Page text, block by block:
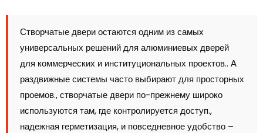
Створчатые двери остаются одним из самых
универсальных решений для алюминиевых дверей
для коммерческих и институциональных проектов.. А
раздвижные системы часто выбирают для просторных
проемов., створчатые двери по-прежнему широко
используются там, где контролируется доступ.,
надежная герметизация, и повседневное удобство –